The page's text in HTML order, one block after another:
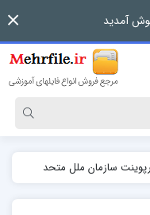
آمدید
سازمان ملل متحد